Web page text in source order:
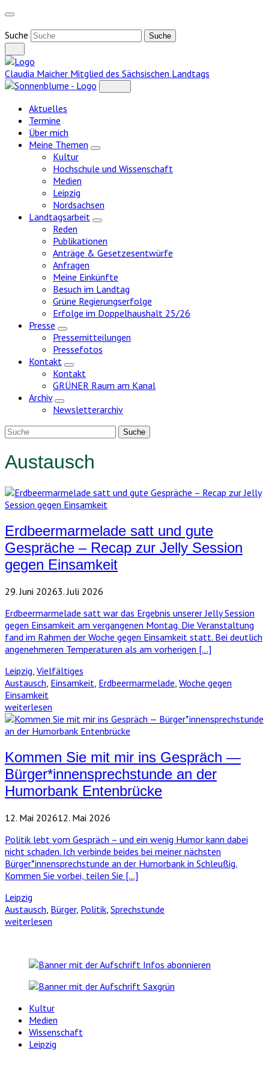
Weiter
Inhalt
Suche
Claudia Maicher Mitglied des Sächsischen Landtags
Aktuelles
Termine
Über mich
Meine Themen
Zeige
Kultur
Hochschule und Wissenschaft
Medien
Leipzig
Nordsachsen
Landtagsarbeit
Zeige
Reden
Publikationen
Anträge & Gesetzesentwürfe
Anfragen
Meine Einkünfte
Besuch im Landtag
Grüne Regierungserfolge
Erfolge im Doppelhaushalt 25/26
Presse
Zeige
Untermenü
Pressemitteilungen
Pressefotos
Kontakt
Zeige
Untermenü
Kontakt
GRÜNER Raum am Kanal
Archiv
Zeige
Untermenü
Newsletterarchiv
Austausch
Erdbeermarmelade satt und gute
Gespräche – Recap zur Jelly Session
gegen Einsamkeit
29. Juni 20263. Juli 2026
Erdbeermarmelade satt war das Ergebnis unserer Jelly Session
gegen Einsamkeit am vergangenen Montag. Die Veranstaltung
fand im Rahmen der Woche gegen Einsamkeit statt. Bei deutlich
angenehmeren Temperaturen als am vorherigen […]
Leipzig Vielfältiges
Austausch Einsamkeit Erdbeermarmelade Woche gegen
Einsamkeit
weiterlesen
Kommen Sie mit mir ins Gespräch —
Bürger*innensprechstunde an der
Humorbank Entenbrücke
12. Mai 202612. Mai 2026
Politik lebt vom Gespräch – und ein wenig Humor kann dabei
nicht schaden. Ich verbinde beides bei meiner nächsten
Bürger*innensprechstunde an der Humorbank in Schleußig.
Kommen Sie vorbei, teilen Sie […]
Leipzig
Austausch Bürger, Politik Sprechstunde
weiterlesen
Kultur
Medien
Wissenschaft
Leipzig